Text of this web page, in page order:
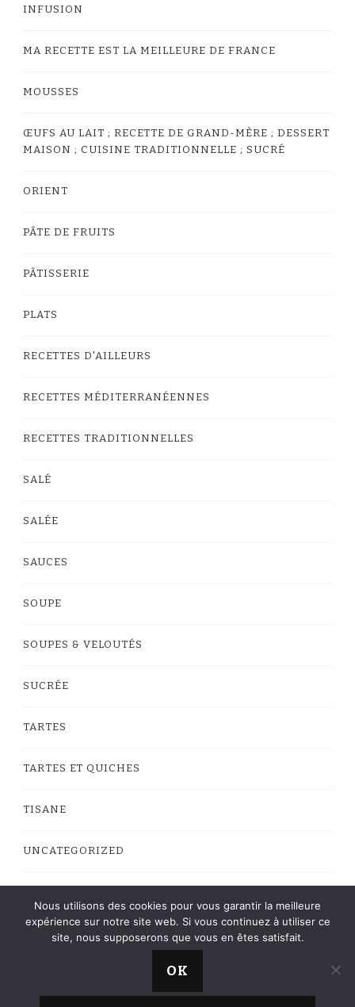
INFUSION
MA RECETTE EST LA MEILLEURE DE FRANCE
MOUSSES
ŒUFS AU LAIT ; RECETTE DE GRAND-MÈRE ; DESSERT
MAISON ; CUISINE TRADITIONNELLE ; SUCRÉ
ORIENT
PÂTE DE FRUITS
PÂTISSERIE
PLATS
RECETTES D'AILLEURS
RECETTES MÉDITERRANÉENNES
RECETTES TRADITIONNELLES
SALÉ
SALÉE
SAUCES
SOUPE
SOUPES & VELOUTÉS
SUCRÉE
TARTES
TARTES ET QUICHES
TISANE
UNCATEGORIZED
La Cuisine de Roro © Copyright 2013 - 2023 -
Yummy Recipe | Développé parBlossom
Nous utilisons des cookies pour vous garantir la meilleure
expérience sur notre site web. Si vous continuez à utiliser ce
site, nous supposerons que vous en êtes satisfait.
OK